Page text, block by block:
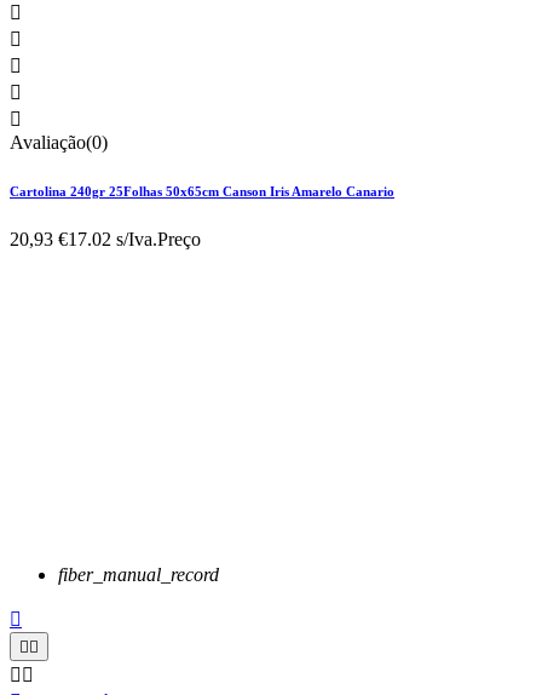





Avaliação(0)
Cartolina 240gr 25Folhas 50x65cm Canson Iris Amarelo Canario
20,93 €17.02 s/Iva.Preço
fiber_manual_record

 
 